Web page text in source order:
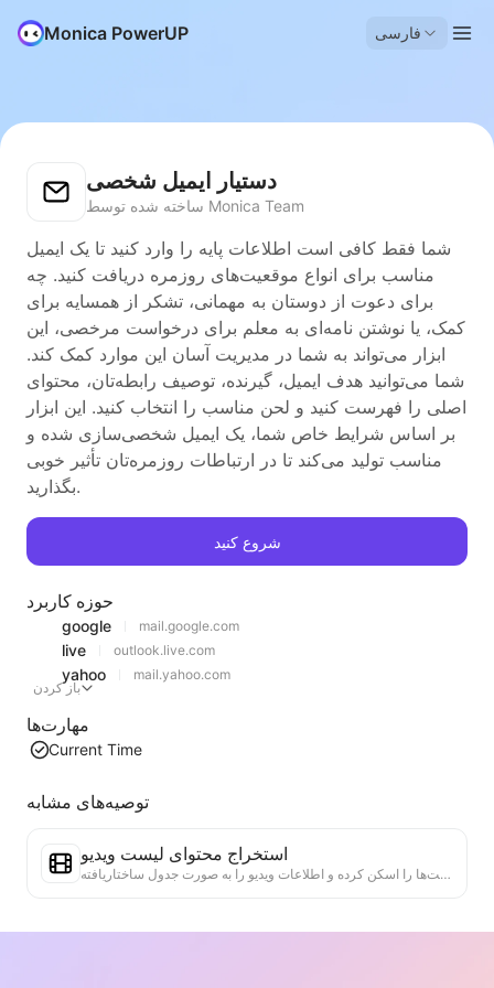
Monica PowerUP فارسی
دستیار ایمیل شخصی
ساخته شده توسط Monica Team
شما فقط کافی است اطلاعات پایه را وارد کنید تا یک ایمیل
مناسب برای انواع موقعیت‌های روزمره دریافت کنید. چه
برای دعوت از دوستان به مهمانی، تشکر از همسایه برای
کمک، یا نوشتن نامه‌ای به معلم برای درخواست مرخصی، این
ابزار می‌تواند به شما در مدیریت آسان این موارد کمک کند.
شما می‌توانید هدف ایمیل، گیرنده، توصیف رابطه‌تان، محتوای
اصلی را فهرست کنید و لحن مناسب را انتخاب کنید. این ابزار
بر اساس شرایط خاص شما، یک ایمیل شخصی‌سازی شده و
مناسب تولید می‌کند تا در ارتباطات روزمره‌تان تأثیر خوبی
بگذارید.
شروع کنید
حوزه کاربرد
google mail.google.com
live outlook.live.com
yahoo
mail.yahoo.com
باز کردن
مهارت‌ها
Current Time
توصیه‌های مشابه
استخراج محتوای لیست ویدیو
یک ابزار کارآمد برای استخراج محتوای ویدئویی از وب‌سایت‌ها که می‌تواند به سرعت وب‌سایت‌ها را اسکن کرده و اطلاعات ویدیو را به صورت جدول ساختاریافته Markdown سازماندهی کند.
تحلیل روند لیست‌ها